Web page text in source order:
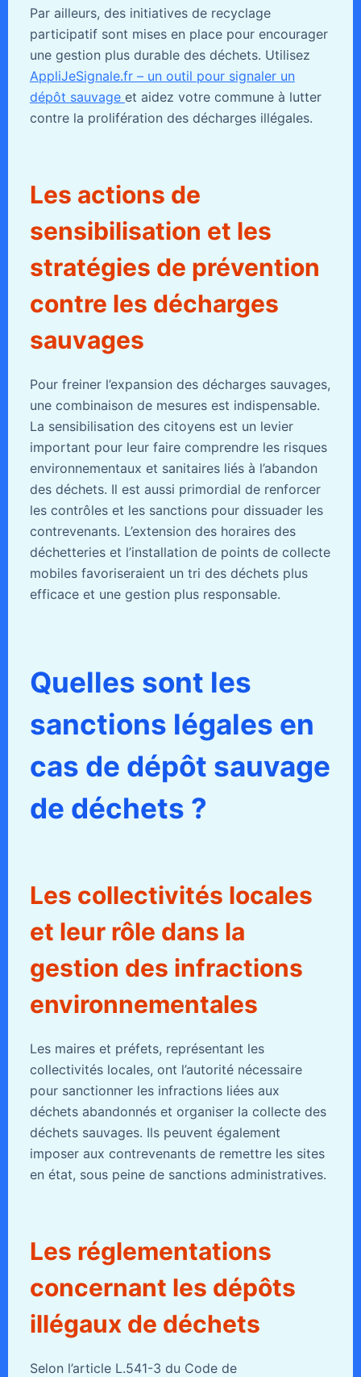
Par ailleurs, des initiatives de recyclage
participatif sont mises en place pour encourager
une gestion plus durable des déchets. Utilisez
AppliJeSignale.fr – un outil pour signaler un
dépôt sauvage et aidez votre commune à lutter
contre la prolifération des décharges illégales.
Les actions de
sensibilisation et les
stratégies de prévention
contre les décharges
sauvages
Pour freiner l’expansion des décharges sauvages,
une combinaison de mesures est indispensable.
La sensibilisation des citoyens est un levier
important pour leur faire comprendre les risques
environnementaux et sanitaires liés à l’abandon
des déchets. Il est aussi primordial de renforcer
les contrôles et les sanctions pour dissuader les
contrevenants. L’extension des horaires des
déchetteries et l’installation de points de collecte
mobiles favoriseraient un tri des déchets plus
efficace et une gestion plus responsable.
Quelles sont les
sanctions légales en
cas de dépôt sauvage
de déchets ?
Les collectivités locales
et leur rôle dans la
gestion des infractions
environnementales
Les maires et préfets, représentant les
collectivités locales, ont l’autorité nécessaire
pour sanctionner les infractions liées aux
déchets abandonnés et organiser la collecte des
déchets sauvages. Ils peuvent également
imposer aux contrevenants de remettre les sites
en état, sous peine de sanctions administratives.
Les réglementations
concernant les dépôts
illégaux de déchets
Selon l’article L.541-3 du Code de